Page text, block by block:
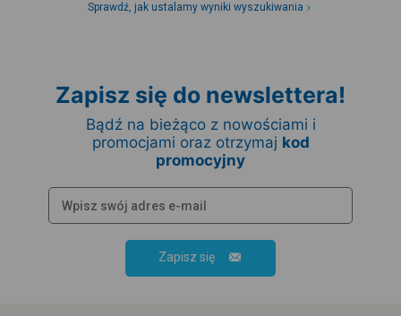
Sprawdź, jak ustalamy wyniki wyszukiwania
Zapisz się do newslettera!
Bądź na bieżąco z nowościami i
promocjami oraz otrzymaj kod
promocyjny
Zapisz się